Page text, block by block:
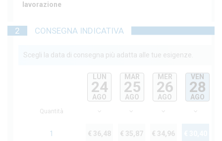
lavorazione
2 CONSEGNA INDICATIVA
Scegli la data di consegna più adatta alle tue esigenze.
LUN
24
AGO
MAR
25
AGO
MER
26
AGO
VEN
28
AGO
Quantità
1 € 36,48 € 35,87 € 34,96